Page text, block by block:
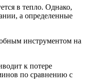
в тепло. Однако,
а определенные
инструментом на
к потере
по сравнению с